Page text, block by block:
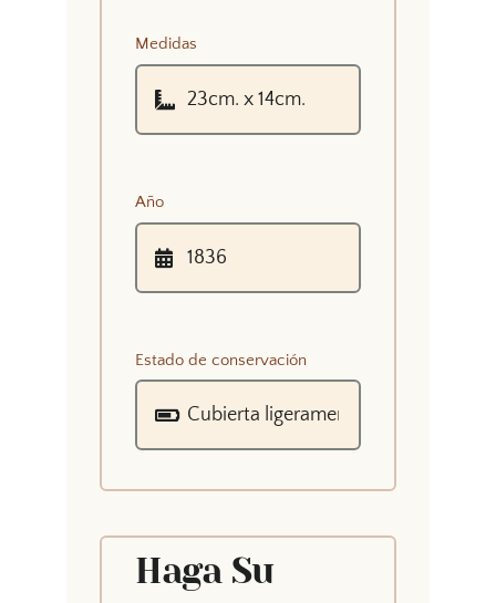
Medidas
Año
Estado de conservación
Haga Su